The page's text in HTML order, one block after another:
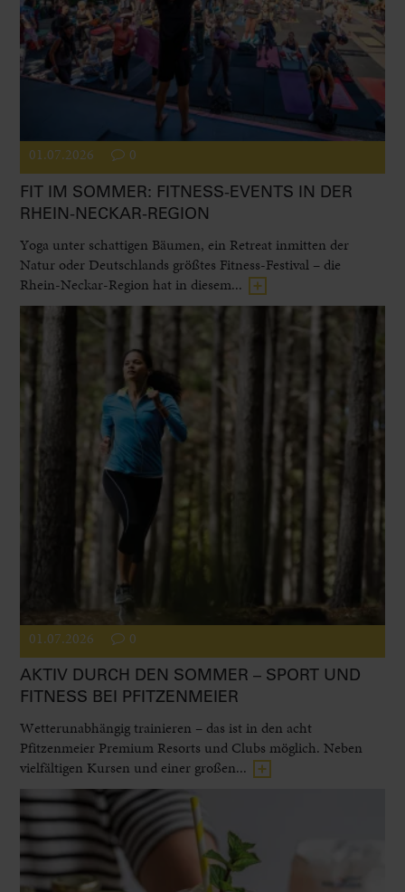
01.07.2026 0
FIT IM SOMMER: FITNESS-EVENTS IN DER
RHEIN-NECKAR-REGION
Yoga unter schattigen Bäumen, ein Retreat inmitten der
Natur oder Deutschlands größtes Fitness-Festival – die
Rhein-Neckar-Region hat in diesem...
01.07.2026 0
AKTIV DURCH DEN SOMMER – SPORT UND
FITNESS BEI PFITZENMEIER
Wetterunabhängig trainieren – das ist in den acht
Pfitzenmeier Premium Resorts und Clubs möglich. Neben
vielfältigen Kursen und einer großen...